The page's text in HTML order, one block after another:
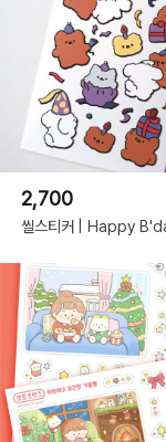
2,700
씰스티커 | Happy